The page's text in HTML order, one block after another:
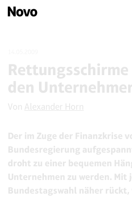
den
Von Alexander Horn
Der im Zuge der Finanzkrise
Bundesregierung
droht zu einer bequemen
Unternehmen zu werden. Mit
Bundestagswahl näher rückt,